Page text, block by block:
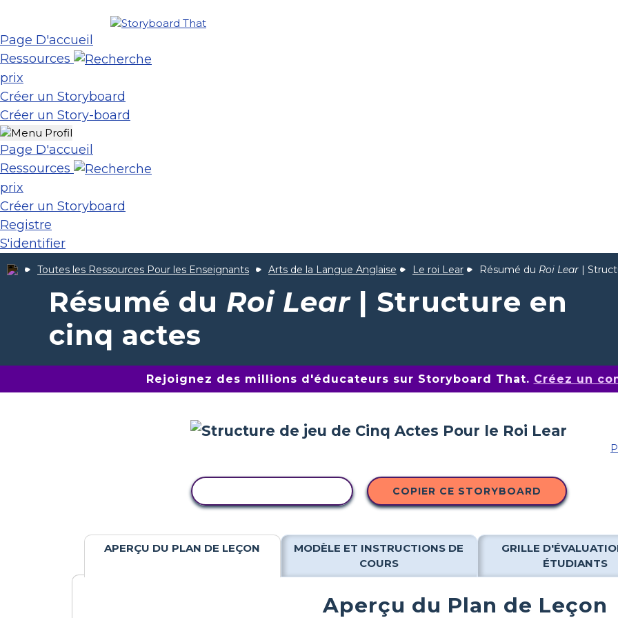
Page D'accueil
Ressources
prix
Créer un Storyboard
Créer un Story-board
Page D'accueil
Ressources
prix
Créer un Storyboard
Registre
S'identifier
Toutes les Ressources Pour les Enseignants Arts de la Langue Anglaise Le roi Lear Résumé du Roi Lear |
Résumé du Roi Lear| Structure en
cinq actes
Rejoignez des millions d'éducateurs sur Storyboard That. Créez un
COPIER CE STORYBOARD
APERÇU DU PLAN DE LEÇON
MODÈLE ET INSTRUCTIONS DE
COURS
GRILLE
ÉTUDIANTS
Aperçu du Plan de Leçon